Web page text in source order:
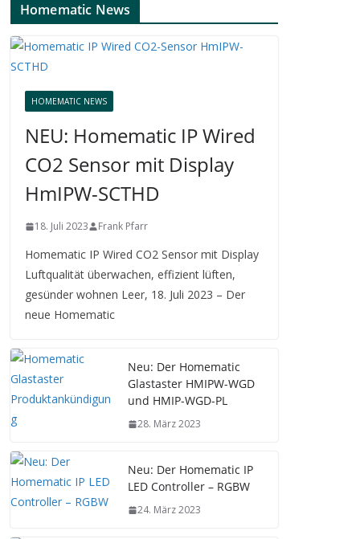
Homematic News
HOMEMATIC NEWS
NEU: Homematic IP Wired
CO2 Sensor mit Display
HmIPW-SCTHD
18. Juli 2023 Frank Pfarr
Homematic IP Wired CO2 Sensor mit Display
Luftqualität überwachen, effizient lüften,
gesünder wohnen Leer, 18. Juli 2023 – Der
neue Homematic
Neu: Der Homematic
Glastaster HMIPW-WGD
und HMIP-WGD-PL
28. März 2023
Neu: Der Homematic IP
LED Controller – RGBW
24. März 2023